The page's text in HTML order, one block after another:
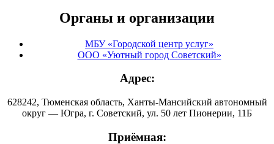
Органы и организации
МБУ «Городской центр услуг»
ООО «Уютный город Советский»
Адрес:
628242, Тюменская область, Ханты-Мансийский автономный
округ — Югра, г. Советский, ул. 50 лет Пионерии, 11Б
Приёмная: